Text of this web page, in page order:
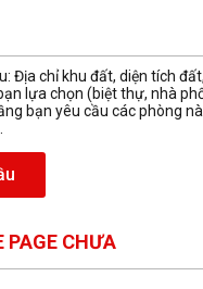
Địa chỉ khu đất, diện tích
lựa chọn (biệt thự, nhà
bạn yêu cầu các phòng
PAGE CHƯA